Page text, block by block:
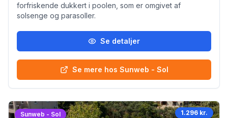
forfriskende dukkert i poolen, som er omgivet af
solsenge og parasoller.
Se detaljer
Se mere hos Sunweb - Sol
Sunweb - Sol
1.296 kr.